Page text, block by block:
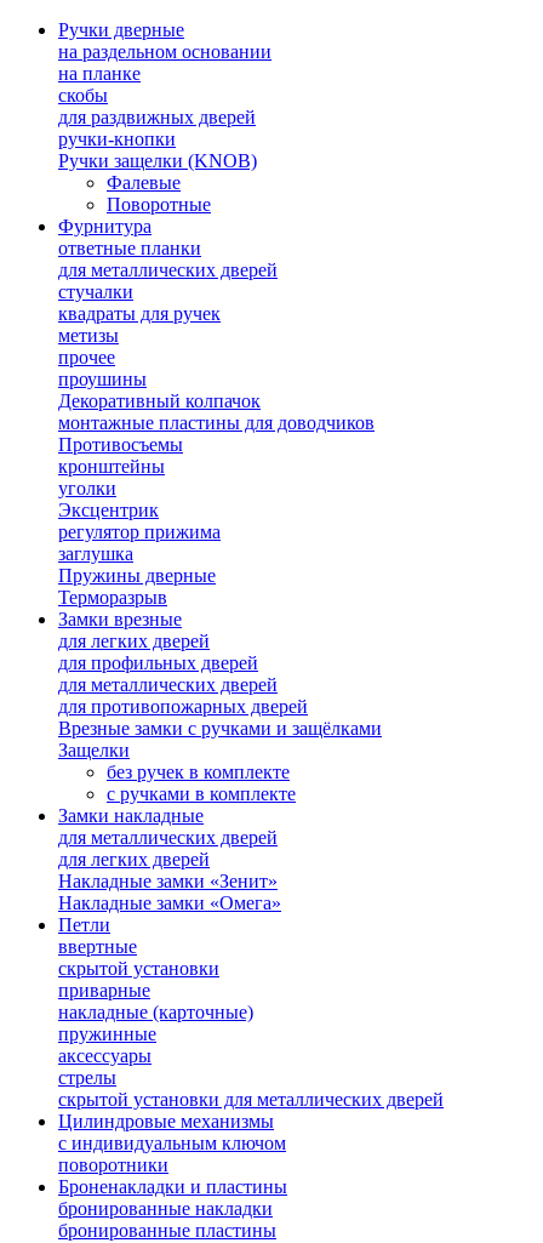
Ручки дверные
на раздельном основании
на планке
скобы
для раздвижных дверей
ручки-кнопки
Ручки защелки (KNOB)
Фалевые
Поворотные
Фурнитура
ответные планки
для металлических дверей
стучалки
квадраты для ручек
метизы
прочее
проушины
Декоративный колпачок
монтажные пластины для доводчиков
Противосъемы
кронштейны
уголки
Эксцентрик
регулятор прижима
заглушка
Пружины дверные
Терморазрыв
Замки врезные
для легких дверей
для профильных дверей
для металлических дверей
для противопожарных дверей
Врезные замки с ручками и защёлками
Защелки
без ручек в комплекте
с ручками в комплекте
Замки накладные
для металлических дверей
для легких дверей
Накладные замки «Зенит»
Накладные замки «Омега»
Петли
ввертные
скрытой установки
приварные
накладные (карточные)
пружинные
аксессуары
стрелы
скрытой установки для металлических дверей
Цилиндровые механизмы
с индивидуальным ключом
поворотники
Броненакладки и пластины
бронированные накладки
бронированные пластины